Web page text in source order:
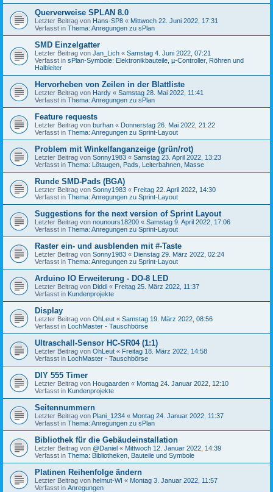
Querverweise SPLAN 8.0
Letzter Beitrag von Hans-SP8 « Mittwoch 22. Juni 2022, 17:31
Verfasst in Thema: Anregungen zu sPlan
SMD Einzelgatter
Letzter Beitrag von Jan_Lich « Samstag 4. Juni 2022, 07:21
Verfasst in sPlan-Symbole: Elektronikbauteile, µ-Controller, Röhren und
Halbleiter
Hervorheben von Zeilen in der Blattliste
Letzter Beitrag von Hardy « Samstag 28. Mai 2022, 11:41
Verfasst in Thema: Anregungen zu sPlan
Feature requests
Letzter Beitrag von burhan « Donnerstag 26. Mai 2022, 21:22
Verfasst in Thema: Anregungen zu Sprint-Layout
Problem mit Winkelfanganzeige (grün/rot)
Letzter Beitrag von Sonny1983 « Samstag 23. April 2022, 13:23
Verfasst in Thema: Lötaugen, Pads, Leiterbahnen, Masse
Runde SMD-Pads (BGA)
Letzter Beitrag von Sonny1983 « Freitag 22. April 2022, 14:30
Verfasst in Thema: Anregungen zu Sprint-Layout
Suggestions for the next version of Sprint Layout
Letzter Beitrag von nounours18200 « Samstag 9. April 2022, 17:06
Verfasst in Thema: Anregungen zu Sprint-Layout
Raster ein- und ausblenden mit #-Taste
Letzter Beitrag von Sonny1983 « Dienstag 29. März 2022, 02:24
Verfasst in Thema: Anregungen zu Sprint-Layout
Arduino IO Erweiterung - DO-8 LED
Letzter Beitrag von Diddl « Freitag 25. März 2022, 11:37
Verfasst in Kundenprojekte
Display
Letzter Beitrag von OhLeut « Samstag 19. März 2022, 08:56
Verfasst in LochMaster - Tauschbörse
Ultraschall-Sensor HC-SR04 (1:1)
Letzter Beitrag von OhLeut « Freitag 18. März 2022, 14:58
Verfasst in LochMaster - Tauschbörse
DIY 555 Timer
Letzter Beitrag von Hougaarden « Montag 24. Januar 2022, 12:10
Verfasst in Kundenprojekte
Seitennummern
Letzter Beitrag von Plani_1234 « Montag 24. Januar 2022, 11:37
Verfasst in Thema: Anregungen zu sPlan
Bibliothek für die Gebäudeinstallation
Letzter Beitrag von @Daniel « Mittwoch 12. Januar 2022, 14:39
Verfasst in Thema: Bibliotheken, Bauteile und Symbole
Platinen Reihenfolge ändern
Letzter Beitrag von helmut-WI « Montag 3. Januar 2022, 11:57
Verfasst in Anregungen